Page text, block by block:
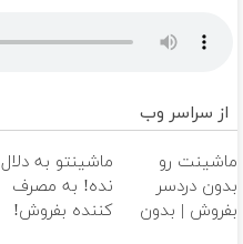
از سراسر وب
ماشینت رو
بدون دردسر
بفروش | بدون
ماشینتو به دلال
نده! به مصرف
کننده بفروش!